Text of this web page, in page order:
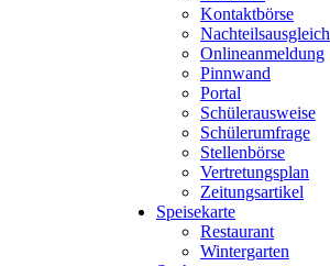
Kontaktbörse
Nachteilsausgleich
Onlineanmeldung
Pinnwand
Portal
Schülerausweise
Schülerumfrage
Stellenbörse
Vertretungsplan
Zeitungsartikel
Speisekarte
Restaurant
Wintergarten